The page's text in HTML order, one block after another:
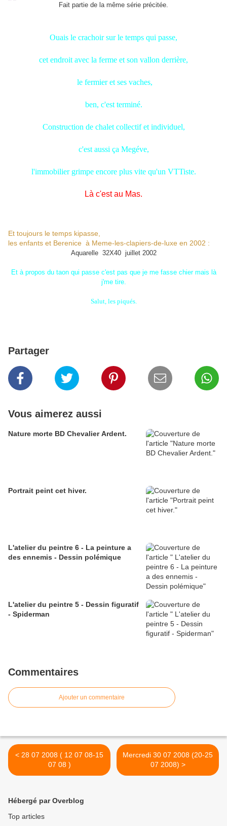
Fait partie de la même série précitée.
Ouais le crachoir sur le temps qui passe,
cet endroit avec la ferme et son vallon derrière,
le fermier et ses vaches,
ben, c'est terminé.
Construction de chalet collectif et individuel,
c'est aussi ça Megéve,
l'immobilier grimpe encore plus vite qu'un VTTiste.
Là c'est au Mas.
Et toujours le temps kipasse,
les enfants et Berenice à Meme-les-clapiers-de-luxe en 2002 :
Aquarelle 32X40 juillet 2002
Et à propos du taon qui passe c'est pas que je me fasse chier mais là
j'me tire.
Salut, les piqués.
Partager
Vous aimerez aussi
Nature morte BD Chevalier Ardent.
Portrait peint cet hiver.
L'atelier du peintre 6 - La peinture a
des ennemis - Dessin polémique
L'atelier du peintre 5 - Dessin figuratif
- Spiderman
Commentaires
Ajouter un commentaire
< 28 07 2008 ( 12 07 08-15
07 08 )
Mercredi 30 07 2008 (20-25
07 2008) >
Hébergé par Overblog
Top articles